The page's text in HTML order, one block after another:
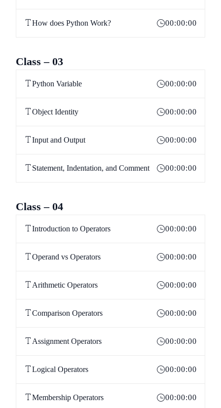
How does Python Work? 00:00:00
Class – 03
Python Variable 00:00:00
Object Identity 00:00:00
Input and Output 00:00:00
Statement, Indentation, and Comment 00:00:00
Class – 04
Introduction to Operators 00:00:00
Operand vs Operators 00:00:00
Arithmetic Operators 00:00:00
Comparison Operators 00:00:00
Assignment Operators 00:00:00
Logical Operators 00:00:00
Membership Operators 00:00:00